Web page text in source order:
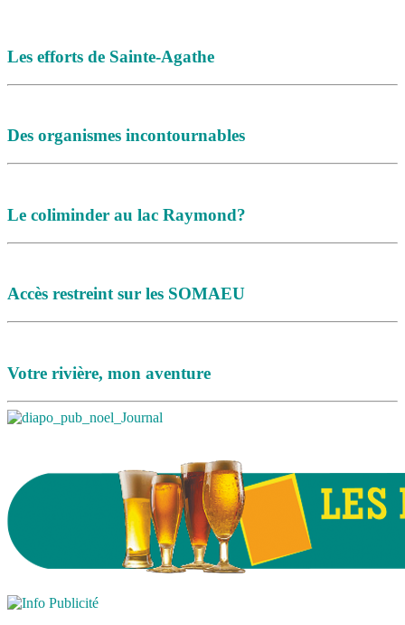
Les efforts de Sainte-Agathe
Des organismes incontournables
Le coliminder au lac Raymond?
Accès restreint sur les SOMAEU
Votre rivière, mon aventure